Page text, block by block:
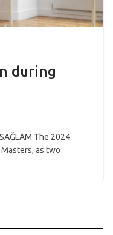
during
The 2024
as two